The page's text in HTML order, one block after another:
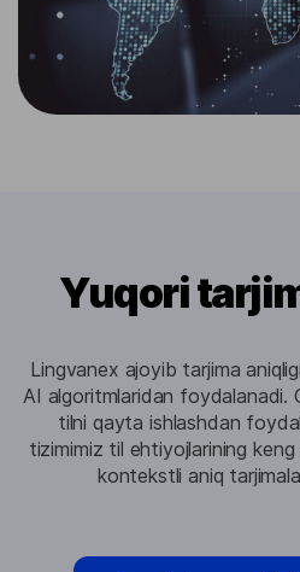
Yuqori
Lingvanex ajoyib tarjima
AI algoritmlaridan foydalanadi.
tilni qayta ishlashdan
tizimimiz til ehtiyojlarining
kontekstli aniq